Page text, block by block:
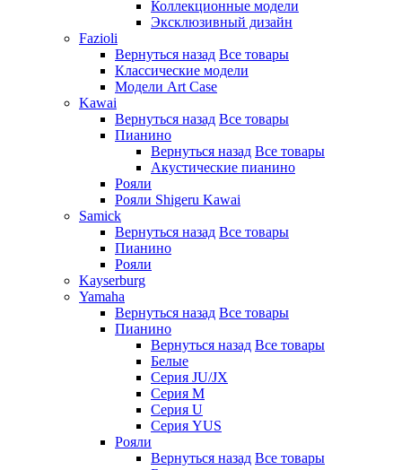
Коллекционные модели
Эксклюзивный дизайн
Fazioli
Вернуться назад Все товары
Классические модели
Модели Art Case
Kawai
Вернуться назад Все товары
Пианино
Вернуться назад Все товары
Акустические пианино
Рояли
Рояли Shigeru Kawai
Samick
Вернуться назад Все товары
Пианино
Рояли
Kayserburg
Yamaha
Вернуться назад Все товары
Пианино
Вернуться назад Все товары
Белые
Серия JU/JX
Серия M
Серия U
Серия YUS
Рояли
Вернуться назад Все товары